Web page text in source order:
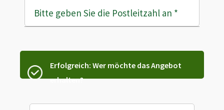
Bitte geben Sie die Postleitzahl an *
Erfolgreich: Wer möchte das Angebot
erhalten?